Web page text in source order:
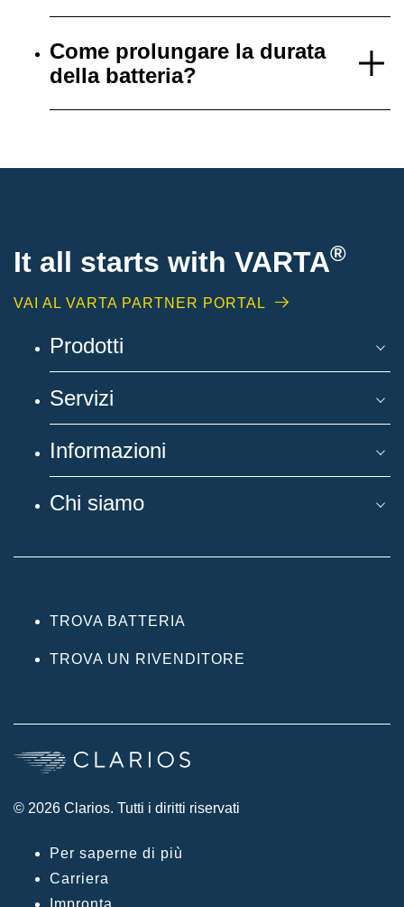
Come prolungare la durata
della batteria?
It all starts with VARTA®
VAI AL VARTA PARTNER PORTAL
Prodotti
Servizi
Informazioni
Chi siamo
TROVA BATTERIA
TROVA UN RIVENDITORE
© 2026 Clarios. Tutti i diritti riservati
Per saperne di più
Carriera
Impronta